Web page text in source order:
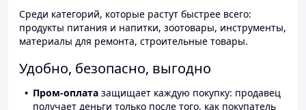
Среди категорий, которые растут быстрее всего:
продукты питания и напитки, зоотовары, инструменты,
материалы для ремонта, строительные товары.
Удобно, безопасно, выгодно
Пром-оплата защищает каждую покупку: продавец
получает деньги только после того, как покупатель